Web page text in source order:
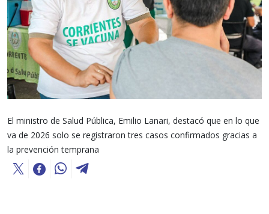
El ministro de Salud Pública, Emilio Lanari, destacó que en lo que
va de 2026 solo se registraron tres casos confirmados gracias a
la prevención temprana